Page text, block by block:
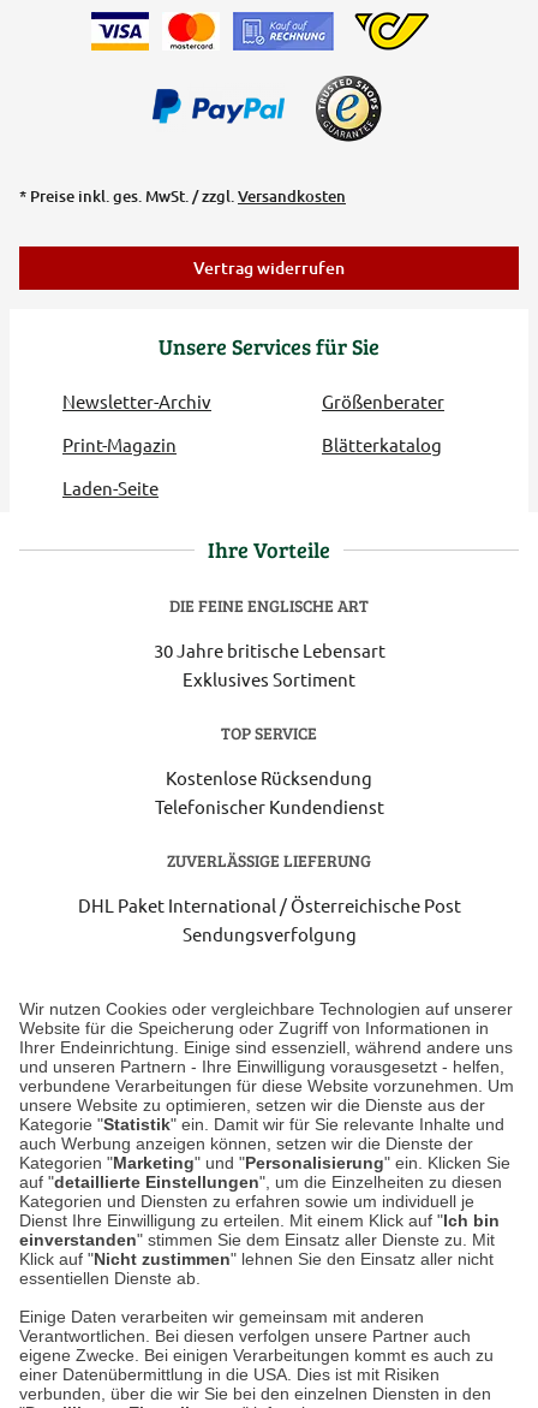
Wir nutzen Cookies oder vergleichbare Technologien auf unserer
Website für die Speicherung oder Zugriff von Informationen in
Ihrer Endeinrichtung. Einige sind essenziell, während andere uns
und unseren Partnern - Ihre Einwilligung vorausgesetzt - helfen,
verbundene Verarbeitungen für diese Website vorzunehmen. Um
unsere Website zu optimieren, setzen wir die Dienste aus der
Kategorie "Statistik" ein. Damit wir für Sie relevante Inhalte und
auch Werbung anzeigen können, setzen wir die Dienste der
Kategorien "Marketing" und "Personalisierung" ein. Klicken Sie
auf "detaillierte Einstellungen", um die Einzelheiten zu diesen
Kategorien und Diensten zu erfahren sowie um individuell je
Dienst Ihre Einwilligung zu erteilen. Mit einem Klick auf "Ich bin
einverstanden" stimmen Sie dem Einsatz aller Dienste zu. Mit
Klick auf "Nicht zustimmen" lehnen Sie den Einsatz aller nicht
essentiellen Dienste ab.
Einige Daten verarbeiten wir gemeinsam mit anderen
Verantwortlichen. Bei diesen verfolgen unsere Partner auch
eigene Zwecke. Bei einigen Verarbeitungen kommt es auch zu
einer Datenübermittlung in die USA. Dies ist mit Risiken
verbunden, über die wir Sie bei den einzelnen Diensten in den
Unsere Services für Sie
Newsletter-Archiv
Größenberater
Print-Magazin
Blätterkatalog
Laden-Seite
* Preise inkl. ges. MwSt. / zzgl. Versandkosten
Vertrag widerrufen
Ihre Vorteile
DIE FEINE ENGLISCHE ART
30 Jahre britische Lebensart
Exklusives Sortiment
TOP SERVICE
Kostenlose Rücksendung
Telefonischer Kundendienst
ZUVERLÄSSIGE LIEFERUNG
DHL Paket International / Österreichische Post
Sendungsverfolgung
Unser Geschäft in Meckenheim
Auf dem Steinbüchel 6
53340 Meckenheim
Montag bis Samstag 9:00 Uhr bis 18:00 Uhr
weitere Information
Hier finden Sie uns im Netz